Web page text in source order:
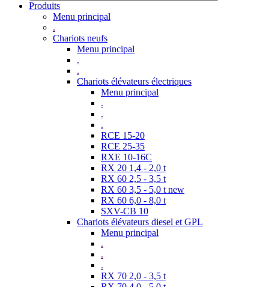
Produits
Menu principal
.
Chariots neufs
Menu principal
.
.
Chariots élévateurs électriques
Menu principal
.
.
.
RCE 15-20
RCE 25-35
RXE 10-16C
RX 20 1,4 - 2,0 t
RX 60 2,5 - 3,5 t
RX 60 3,5 - 5,0 t new
RX 60 6,0 - 8,0 t
SXV-CB 10
Chariots élévateurs diesel et GPL
Menu principal
.
.
.
RX 70 2,0 - 3,5 t